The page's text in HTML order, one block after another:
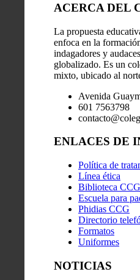
ACERCA DEL
La propuesta
enfoca en la
indagadores y
globalizado. Es un
mixto, ubicado al
Avenida
601 7563798
ENLACES DE
Política de
Línea ética
Biblioteca CCG
Escuela para
Phidias CCG
Directorio
Formatos
Uniformes
NOTICIAS